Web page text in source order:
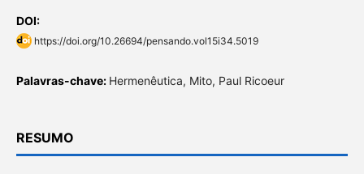
DOI:
https://doi.org/10.26694/pensando.vol15i34.5019
Palavras-chave: Hermenêutica, Mito, Paul Ricoeur
RESUMO